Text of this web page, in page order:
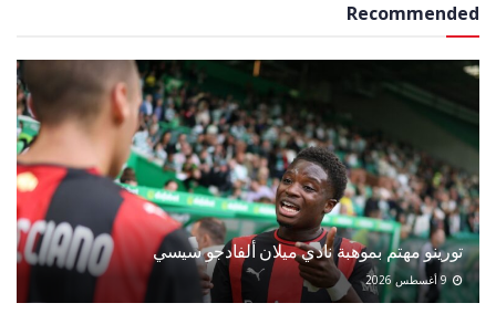
Recommended
تورينو مهتم بموهبة نادي ميلان ألفادجو سيسي
9 أغسطس 2026